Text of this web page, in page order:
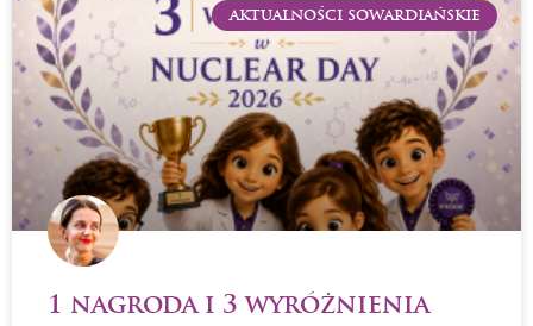
AKTUALNOŚCI SOWARDIAŃSKIE
1 nagroda i 3 wyróżnienia